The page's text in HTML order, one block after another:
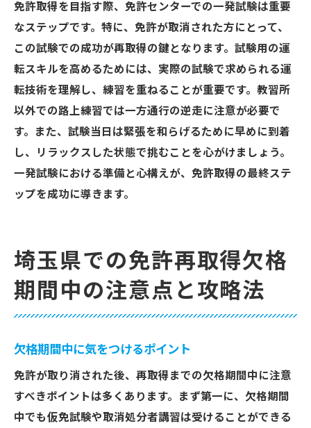
免許取得を目指す際、免許センターでの一発試験は重要
なステップです。特に、免許が取消された方にとって、
この試験での成功が再取得の鍵となります。試験用の運
転スキルを高めるためには、実際の試験で求められる運
転技術を理解し、練習を重ねることが重要です。教習所
以外での路上練習では一方通行の逆走に注意が必要で
す。また、試験当日は緊張を和らげるために早めに到着
し、リラックスした状態で挑むことを心がけましょう。
一発試験における準備と心構えが、免許取得の最終ステ
ップを成功に導きます。
埼玉県での免許再取得欠格
期間中の注意点と攻略法
欠格期間中に気をつけるポイント
免許が取り消された後、再取得までの欠格期間中に注意
すべきポイントは多くあります。まず第一に、欠格期間
中でも仮免試験や取消処分者講習は受けることができる